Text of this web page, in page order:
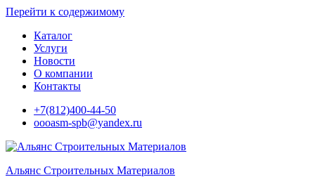
Перейти к содержимому
Каталог
Услуги
Новости
О компании
Контакты
+7(812)400-44-50
oooasm-spb@yandex.ru
Альянс Строительных Материалов